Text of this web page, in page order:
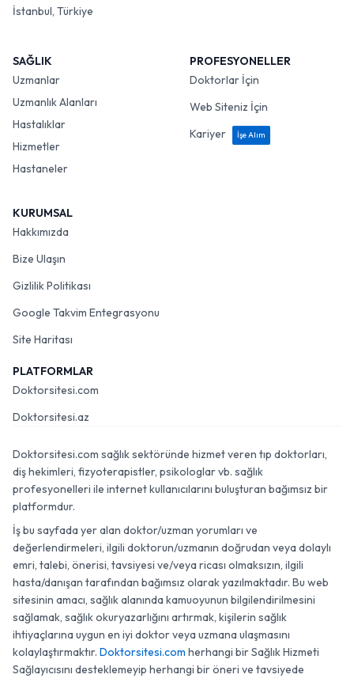
İstanbul, Türkiye
SAĞLIK
Uzmanlar
Uzmanlık Alanları
Hastalıklar
Hizmetler
Hastaneler
PROFESYONELLER
Doktorlar İçin
Web Siteniz İçin
Kariyer
İşe Alım
KURUMSAL
Hakkımızda
Bize Ulaşın
Gizlilik Politikası
Google Takvim Entegrasyonu
Site Haritası
PLATFORMLAR
Doktorsitesi.com
Doktorsitesi.az
Doktorsitesi.com sağlık sektöründe hizmet veren tıp doktorları,
diş hekimleri, fizyoterapistler, psikologlar vb. sağlık
profesyonelleri ile internet kullanıcılarını buluşturan bağımsız bir
platformdur.
İş bu sayfada yer alan doktor/uzman yorumları ve
değerlendirmeleri, ilgili doktorun/uzmanın doğrudan veya dolaylı
emri, talebi, önerisi, tavsiyesi ve/veya ricası olmaksızın, ilgili
hasta/danışan tarafından bağımsız olarak yazılmaktadır. Bu web
sitesinin amacı, sağlık alanında kamuoyunun bilgilendirilmesini
sağlamak, sağlık okuryazarlığını artırmak, kişilerin sağlık
ihtiyaçlarına uygun en iyi doktor veya uzmana ulaşmasını
kolaylaştırmaktır. Doktorsitesi.com herhangi bir Sağlık Hizmeti
Sağlayıcısını desteklemeyip herhangi bir öneri ve tavsiyede